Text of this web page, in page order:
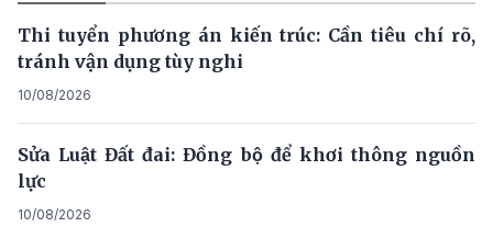
Thi tuyển phương án kiến trúc: Cần tiêu chí rõ,
tránh vận dụng tùy nghi
10/08/2026
Sửa Luật Đất đai: Đồng bộ để khơi thông nguồn
lực
10/08/2026